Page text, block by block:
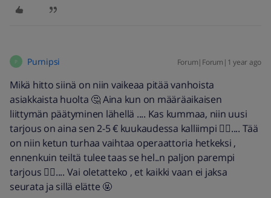
P Purnipsi Forum|Forum|1 year ago
Mikä hitto siinä on niin vaikeaa pitää vanhoista
asiakkaista huolta 🤔 Aina kun on määräaikaisen
liittymän päätyminen lähellä .... Kas kummaa, niin uusi
tarjous on aina sen 2-5 € kuukaudessa kalliimpi 🤷‍♂️.... Tää
on niin ketun turhaa vaihtaa operaattoria hetkeksi ,
ennenkuin teiltä tulee taas se hel..n paljon parempi
tarjous 🤷‍♂️.... Vai oletatteko , et kaikki vaan ei jaksa
seurata ja sillä elätte 🤬